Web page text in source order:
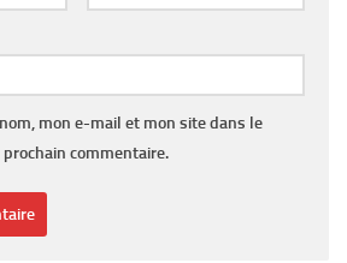
mon e-mail et mon site dans le
commentaire.